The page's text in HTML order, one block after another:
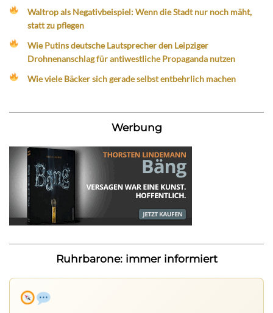
Waltrop als Negativbeispiel: Wenn die Stadt nur noch mäht,
statt zu pflegen
Wie Putins deutsche Lautsprecher den Leipziger
Drohnenanschlag für antiwestliche Propaganda nutzen
Wie viele Bäcker sich gerade selbst entbehrlich machen
Werbung
Ruhrbarone: immer informiert